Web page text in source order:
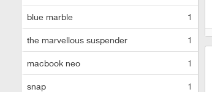
blue marble 1
the marvellous suspender 1
macbook neo 1
snap 1